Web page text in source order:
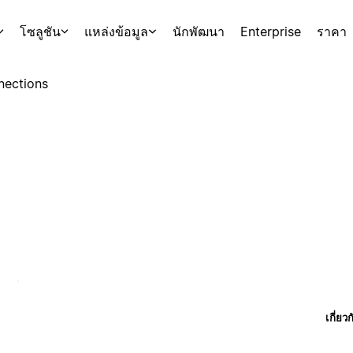
โซลูชัน แหล่งข้อมูล นักพัฒนา Enterprise ราคา
เกี่ยว